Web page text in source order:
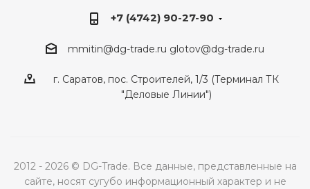
+7 (4742) 90-27-90
mmitin@dg-trade.ru glotov@dg-trade.ru
г. Саратов, пос. Строителей, 1/3 (Терминал ТК
"Деловые Линии")
2012 - 2026 © DG-Trade. Все данные, представленные на
сайте, носят сугубо информационный характер и не